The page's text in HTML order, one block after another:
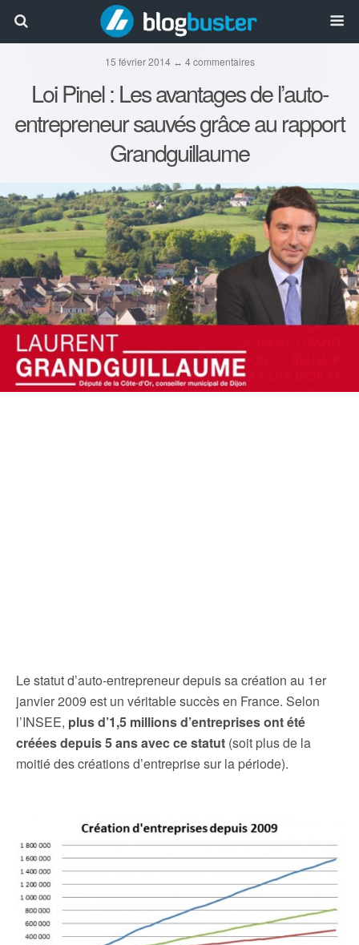
15 février 2014 ↔ 4 commentaires
Loi Pinel : Les avantages de l’auto-
entrepreneur sauvés grâce au rapport
Grandguillaume
Le statut d’auto-entrepreneur depuis sa création au 1er
janvier 2009 est un véritable succès en France. Selon
l’INSEE, plus d’1,5 millions d’entreprises ont été
créées depuis 5 ans avec ce statut (soit plus de la
moitié des créations d’entreprise sur la période).